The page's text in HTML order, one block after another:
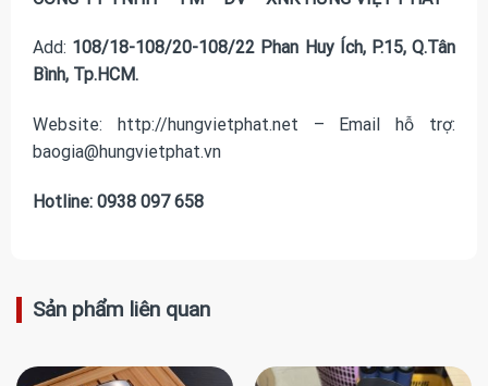
Add: 108/18-108/20-108/22 Phan Huy Ích, P.15, Q.Tân
Bình, Tp.HCM.
Website: http://hungvietphat.net – Email hỗ trợ:
baogia@hungvietphat.vn
Hotline: 0938 097 658
Sản phẩm liên quan